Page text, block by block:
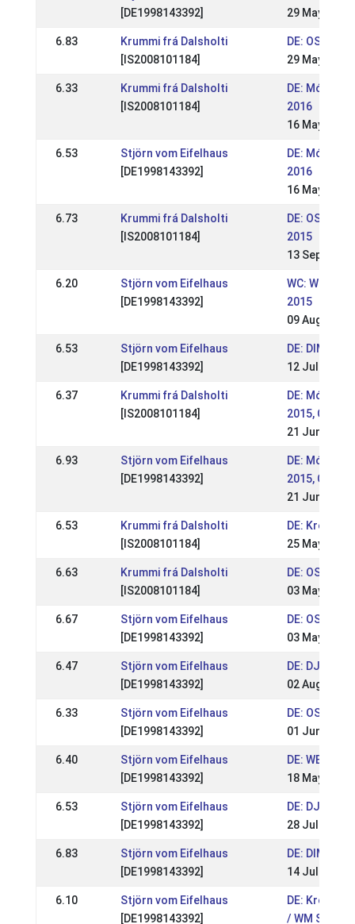
[DE1998143392]
29 May 2016
6.83
Krummi frá Dalsholti
[IS2008101184]
DE: OSI
29 May 2016
6.33
Krummi frá Dalsholti
[IS2008101184]
DE:
2016
16 May 2016
6.53
Stjörn vom Eifelhaus
[DE1998143392]
DE:
2016
16 May 2016
6.73
Krummi frá Dalsholti
[IS2008101184]
DE: OSI /
2015
13 Sep 2015
6.20
Stjörn vom Eifelhaus
[DE1998143392]
WC: World
2015
09 Aug 2015
6.53
Stjörn vom Eifelhaus
[DE1998143392]
DE: DIM 2015
12 Jul 2015
6.37
Krummi frá Dalsholti
[IS2008101184]
DE:
2015, OSI &
21 Jun 2015
6.93
Stjörn vom Eifelhaus
[DE1998143392]
DE:
2015, OSI &
21 Jun 2015
6.53
Krummi frá Dalsholti
[IS2008101184]
DE:
25 May 2015
6.63
Krummi frá Dalsholti
[IS2008101184]
DE: OSI
03 May 2015
6.67
Stjörn vom Eifelhaus
[DE1998143392]
DE: OSI
03 May 2015
6.47
Stjörn vom Eifelhaus
[DE1998143392]
DE: DJIM
02 Aug 2014
6.33
Stjörn vom Eifelhaus
[DE1998143392]
DE: OSI
01 Jun 2014
6.40
Stjörn vom Eifelhaus
[DE1998143392]
DE: WEM &
18 May 2014
6.53
Stjörn vom Eifelhaus
[DE1998143392]
DE: DJIM
28 Jul 2013
6.83
Stjörn vom Eifelhaus
[DE1998143392]
DE: DIM 2013
14 Jul 2013
6.10
Stjörn vom Eifelhaus
[DE1998143392]
DE:
/ WM